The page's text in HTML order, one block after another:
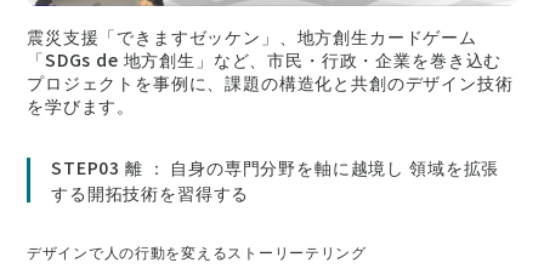
震災支援「できますゼッケン」、地方創生カードゲーム
「SDGs de 地方創生」など、市民・行政・企業を巻き込む
プロジェクトを事例に、課題の構造化と共創のデザイン技術
を学びます。
STEP03 離 ： 自身の専門分野を軸に越境し 領域を拡張
する開拓技術を習得する
デザインで人の行動を変えるストーリーテリング